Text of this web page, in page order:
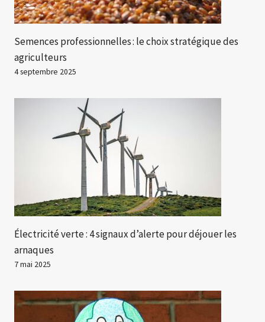
Semences professionnelles : le choix stratégique des
agriculteurs
4 septembre 2025
Électricité verte : 4 signaux d’alerte pour déjouer les
arnaques
7 mai 2025